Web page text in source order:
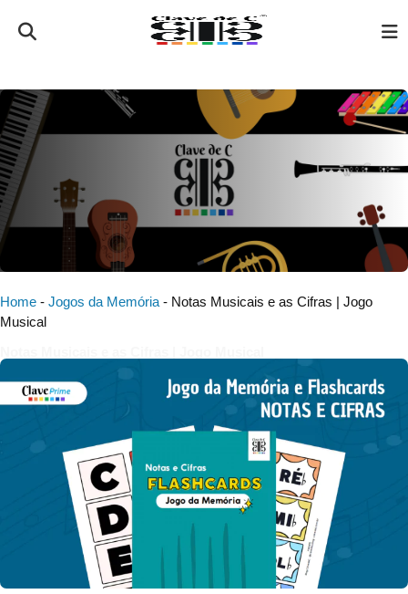
Home - Jogos da Memória - Notas Musicais e as Cifras | Jogo
Musical